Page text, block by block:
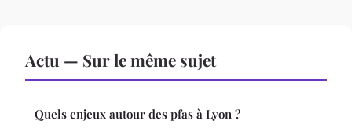
Actu — Sur le même sujet
Quels enjeux autour des pfas à Lyon ?